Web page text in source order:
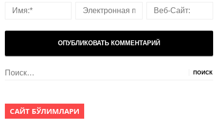
Найти:
САЙТ БЎЛИМЛАРИ